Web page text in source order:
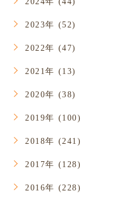
2023年 (52)
2022年 (47)
2021年 (13)
2020年 (38)
2019年 (100)
2018年 (241)
2017年 (128)
2016年 (228)